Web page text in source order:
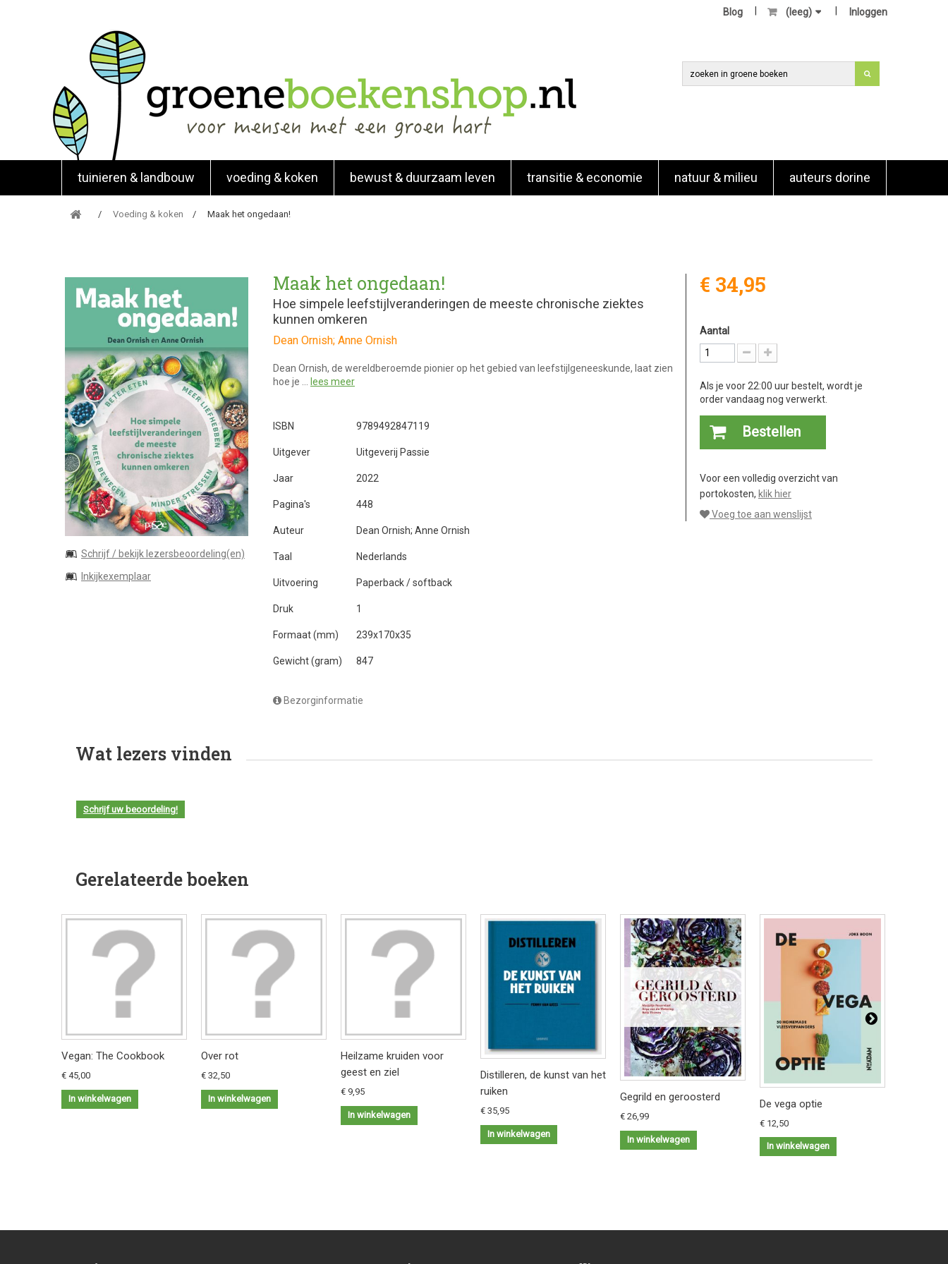
Inloggen
(leeg)
Blog
tuinieren & landbouw voeding & koken bewust & duurzaam leven transitie & economie natuur & milieu auteurs dorine
Voeding & koken Maak het ongedaan!
Schrijf / bekijk lezersbeoordeling(en)
Inkijkexemplaar
Maak het ongedaan!
Hoe simpele leefstijlveranderingen de meeste chronische ziektes
kunnen omkeren
Dean Ornish; Anne Ornish
Dean Ornish, de wereldberoemde pionier op het gebied van leefstijlgeneeskunde, laat zien
hoe je … lees meer
ISBN 9789492847119
Uitgever Uitgeverij Passie
Jaar 2022
Pagina's 448
Auteur Dean Ornish; Anne Ornish
Taal Nederlands
Uitvoering Paperback / softback
Druk 1
Formaat (mm) 239x170x35
Gewicht (gram) 847
Bezorginformatie
€ 34,95
Aantal
Als je voor 22:00 uur bestelt, wordt je
order vandaag nog verwerkt.
Bestellen
Voor een volledig overzicht van
portokosten, klik hier
Voeg toe aan wenslijst
Wat lezers vinden
Schrijf uw beoordeling!
Gerelateerde boeken
Vegan: The Cookbook
€ 45,00
In winkelwagen
Over rot
€ 32,50
In winkelwagen
Heilzame kruiden voor
geest en ziel
€ 9,95
In winkelwagen
Distilleren, de kunst van het
ruiken
€ 35,95
In winkelwagen
Gegrild en geroosterd
€ 26,99
In winkelwagen
De vega optie
€ 12,50
In winkelwagen